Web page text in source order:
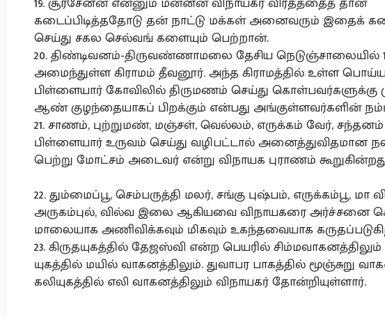
கடைப்பிடித்ததோடு தன் நாட்டு மக்கள் அனைவரும் இதைக்
செய்து சகல செல்வங் களையும் பெற்றான்.
20. திண்டிவனம்-திருவண்ணாமலை தேசிய நெடுஞ்சாலையில்
அமைந்துள்ள கிராமம் தீவனூர். அந்த கிராமத்தில் உள்ள
பிள்ளையார் கோவிலில் திருமணம் செய்து கொள்பவர்களுக்கு
ஆண் குழந்தையாகப் பிறக்கும் என்பது அங்குள்ளவர்களின்
21. சாணம், புற்றுமண், மஞ்சள், வெல்லம், எருக்கம் வேர்,
பிள்ளையார் உருவம் செய்து வழிபட்டால் அனைத்துவிதமான
பெற்று மோட்சம் அடைவர் என்று விநாயக புராணம்
22. தும்மைப்பூ, செம்பருத்தி மலர், சங்கு புஷ்பம், எருக்கம்பூ, மா
அருகம்புல், வில்வ இலை ஆகியவை விநாயகரை அர்ச்சனை
மாலையாக அணிவிக்கவும் மிகவும் உகந்தவையாக
23. கிருதயுகத்தில் தேஜஸ்வி என்ற பெயரில்
யுகத்தில் மயில் வாகனத்திலும். துவாபர பாகத்தில் மூஞ்சுறு
கலியுகத்தில் எலி வாகனத்திலும் விநாயகர் தோன்றியுள்ளார்.